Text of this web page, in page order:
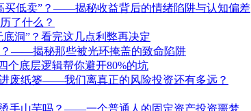
买低卖”？——揭秘收益背后的情绪陷阱与认知偏差
了什么？
洞”？看完这几点利弊再决定
——揭秘那些被光环掩盖的致命陷阱
个底层逻辑帮你避开80%的坑
废纸篓——我们离真正的风险投资还有多远？
手山芋吗？——一个普通人的固定资产投资噩梦